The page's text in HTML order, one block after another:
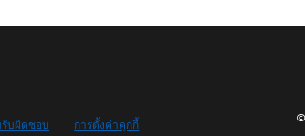
รับผิดชอบ การตั้งค่าคุกกี้